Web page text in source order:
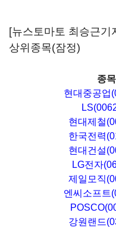
[뉴스토마토 최승근기
상위종목(잠정)
종목
현대중공업
현대제철
한국전력
현대건설
LG전자
제일모직
엔씨소프트
강원랜드